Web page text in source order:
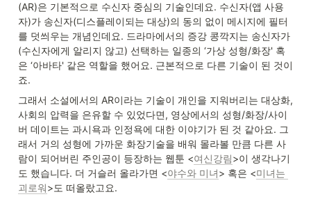
(AR)은 기본적으로 수신자 중심의 기술인데요. 수신자(앱 사용
자)가 송신자(디스플레이되는 대상)의 동의 없이 메시지에 필터
를 덧씌우는 개념인데요. 드라마에서의 증강 콩깍지는 송신자가
(수신자에게 알리지 않고) 선택하는 일종의 ‘가상 성형/화장' 혹
은 ‘아바타' 같은 역할을 했어요. 근본적으로 다른 기술이 된 것이
죠.
그래서 소설에서의 AR이라는 기술이 개인을 지워버리는 대상화,
사회의 압력을 은유할 수 있었다면, 영상에서의 성형/화장/사이
버 데이트는 과시욕과 인정욕에 대한 이야기가 된 것 같아요. 그
래서 거의 성형에 가까운 화장기술을 배워 몰라볼 만큼 다른 사
람이 되어버린 주인공이 등장하는 웹툰 <여신강림>이 생각나기
도 했습니다. 더 거슬러 올라가면 <야수와 미녀> 혹은 <미녀는
괴로워>도 떠올랐고요.